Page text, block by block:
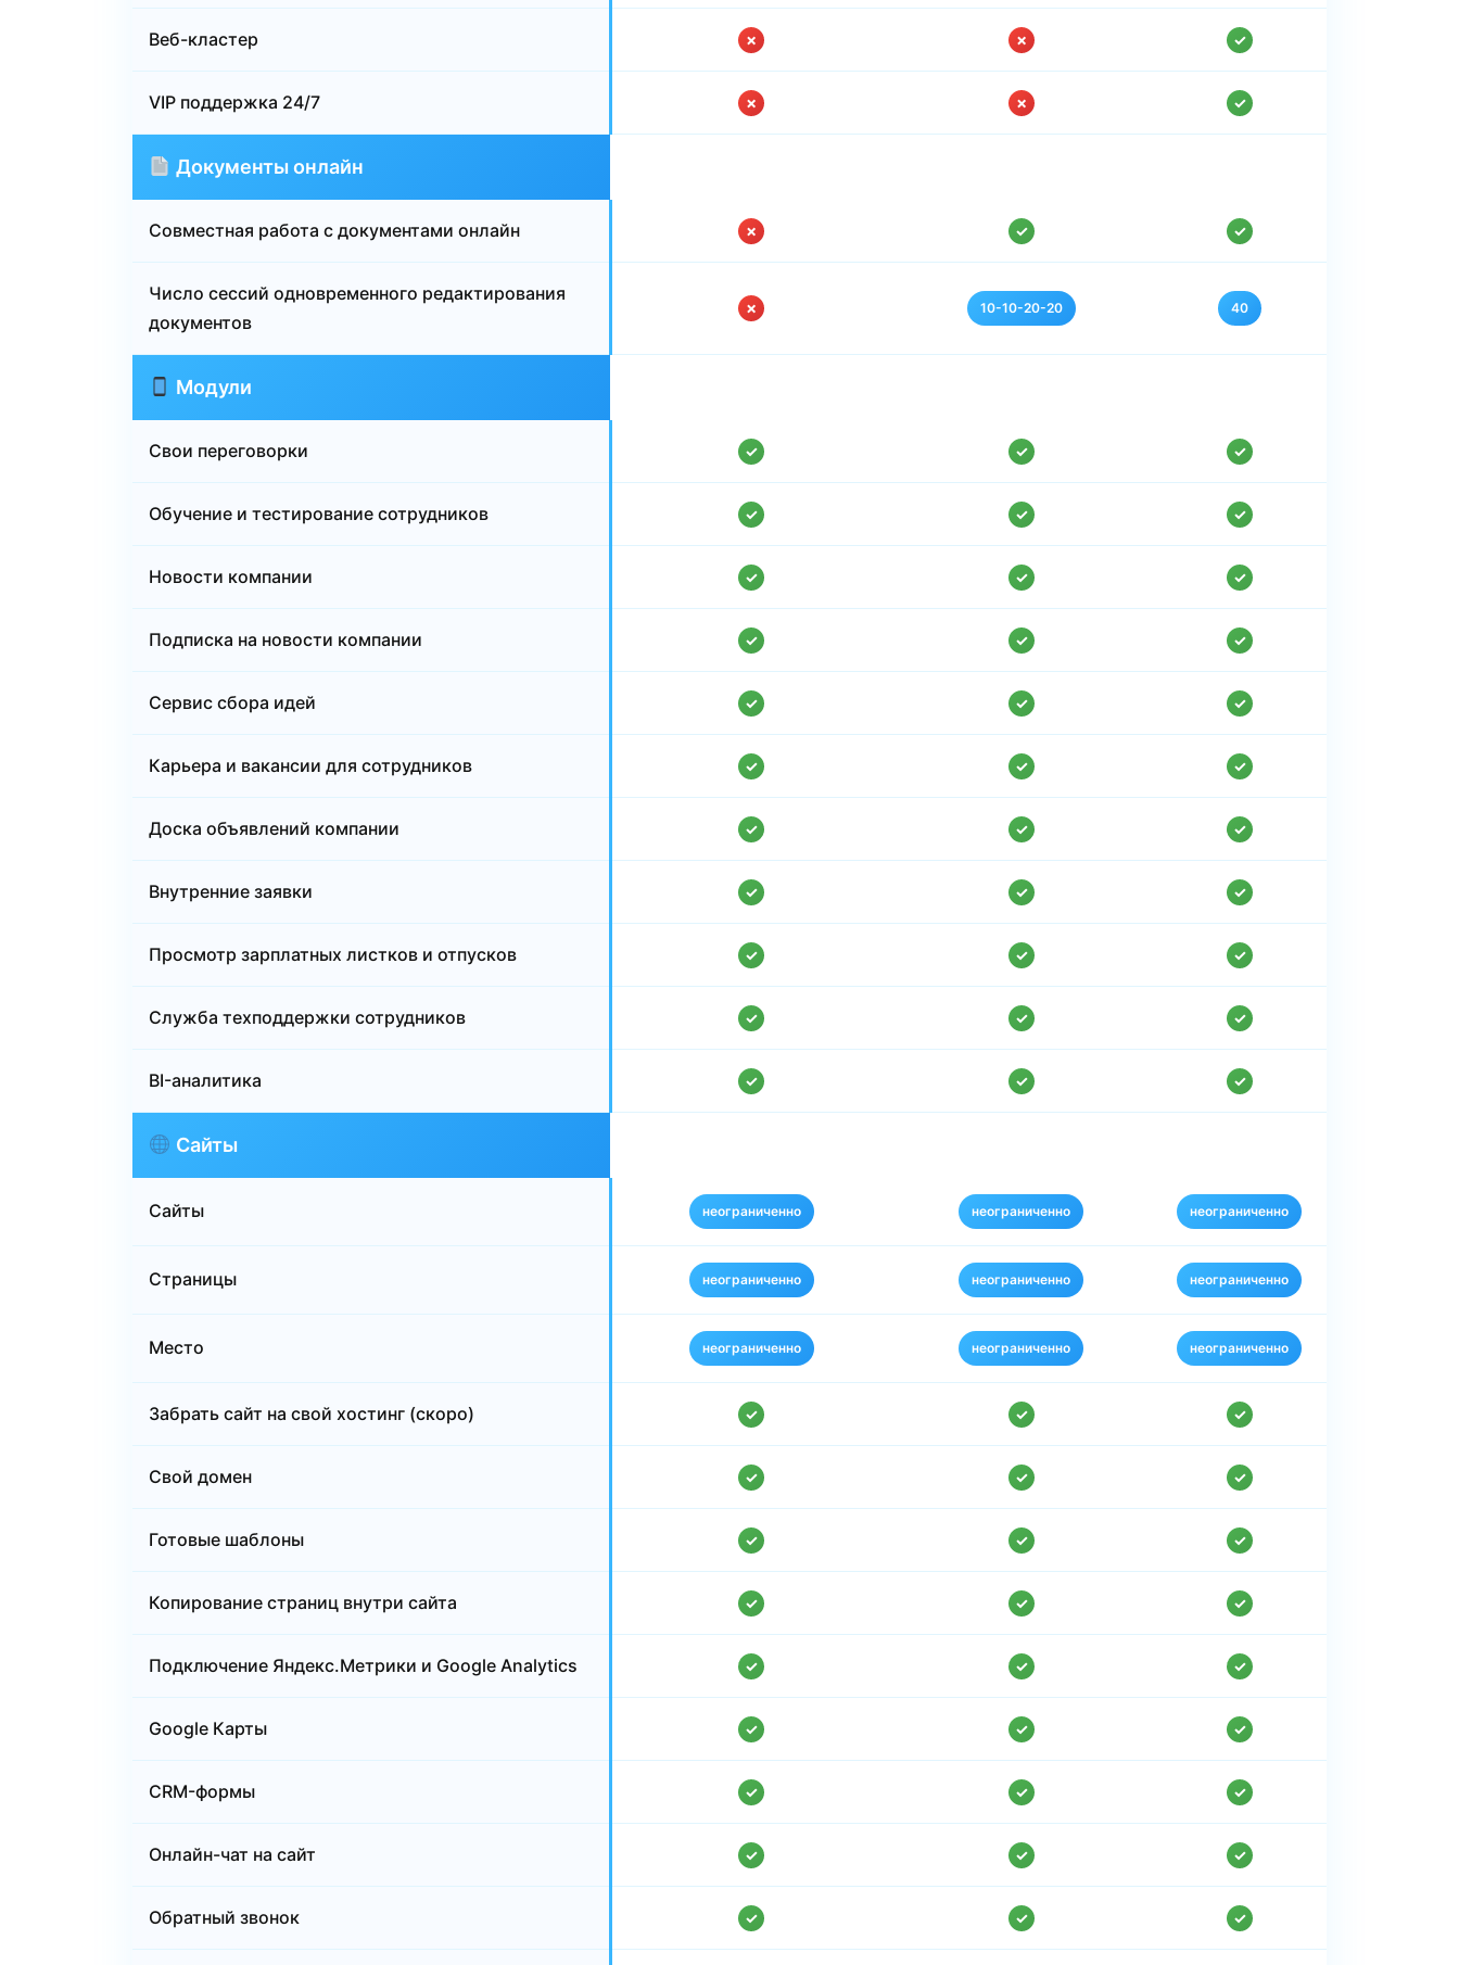
Веб-кластер ✗ ✗ ✓
VIP поддержка 24/7 ✗ ✗ ✓
Документы онлайн
Совместная работа с документами онлайн ✗ ✓ ✓
Число сессий одновременного редактирования
документов
✗ 10-10-20-20 40
Модули
Свои переговорки ✓ ✓ ✓
Обучение и тестирование сотрудников ✓ ✓ ✓
Новости компании ✓ ✓ ✓
Подписка на новости компании ✓ ✓ ✓
Сервис сбора идей ✓ ✓ ✓
Карьера и вакансии для сотрудников ✓ ✓ ✓
Доска объявлений компании ✓ ✓ ✓
Внутренние заявки ✓ ✓ ✓
Просмотр зарплатных листков и отпусков ✓ ✓ ✓
Служба техподдержки сотрудников ✓ ✓ ✓
BI-аналитика ✓ ✓ ✓
Сайты
Сайты неограниченно неограниченно неограниченно
Страницы неограниченно неограниченно неограниченно
Место неограниченно неограниченно неограниченно
Забрать сайт на свой хостинг (скоро) ✓ ✓ ✓
Свой домен ✓ ✓ ✓
Готовые шаблоны ✓ ✓ ✓
Копирование страниц внутри сайта ✓ ✓ ✓
Подключение Яндекс.Метрики и Google Analytics ✓ ✓ ✓
Google Карты ✓ ✓ ✓
CRM-формы ✓ ✓ ✓
Онлайн-чат на сайт ✓ ✓ ✓
Обратный звонок ✓ ✓ ✓